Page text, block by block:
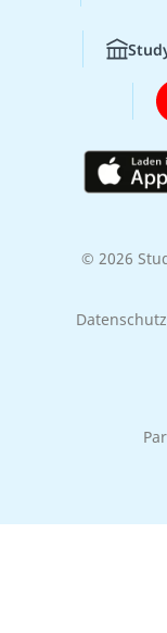
© 2026
Datenschutz